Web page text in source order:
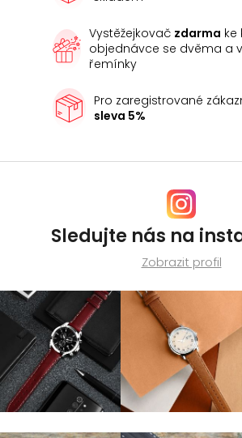
ý
p
u
Vystěžejkovač zdarma ke
objednávce se dvěma a
řemínky
Pro zaregistrované
sleva 5%
Sledujte nás na
Zobrazit profil